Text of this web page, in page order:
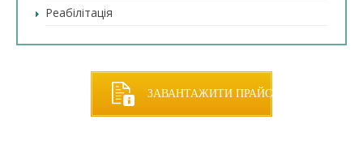
Реабілітація
ЗАВАНТАЖИТИ ПРАЙС